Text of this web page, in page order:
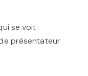
se voit
présentateur